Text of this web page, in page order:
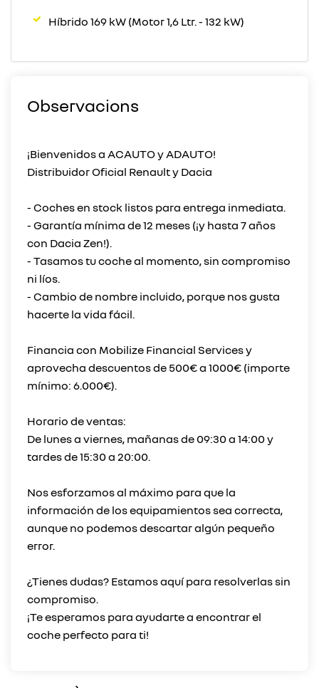
Híbrido 169 kW (Motor 1,6 Ltr. - 132 kW)
Observacions
¡Bienvenidos a ACAUTO y ADAUTO!
Distribuidor Oficial Renault y Dacia
- Coches en stock listos para entrega inmediata.
- Garantía mínima de 12 meses (¡y hasta 7 años
con Dacia Zen!).
- Tasamos tu coche al momento, sin compromiso
ni líos.
- Cambio de nombre incluido, porque nos gusta
hacerte la vida fácil.
Financia con Mobilize Financial Services y
aprovecha descuentos de 500€ a 1000€ (importe
mínimo: 6.000€).
Horario de ventas:
De lunes a viernes, mañanas de 09:30 a 14:00 y
tardes de 15:30 a 20:00.
Nos esforzamos al máximo para que la
información de los equipamientos sea correcta,
aunque no podemos descartar algún pequeño
error.
¿Tienes dudas? Estamos aquí para resolverlas sin
compromiso.
¡Te esperamos para ayudarte a encontrar el